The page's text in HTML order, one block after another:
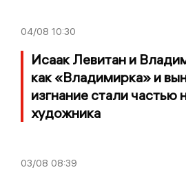
04/08 10:30
Исаак Левитан и
как «Владимирка» и
изгнание стали частью
художника
03/08 08:39